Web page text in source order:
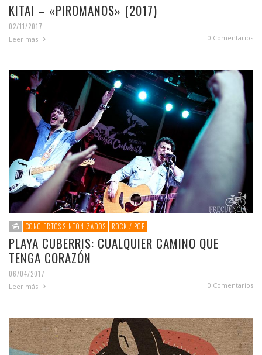
KITAI – «PIROMANOS» (2017)
02/11/2017
Leer más 0 Comentarios
CONCIERTOS SINTONIZADOS ROCK / POP
PLAYA CUBERRIS: CUALQUIER CAMINO QUE
TENGA CORAZÓN
06/04/2017
Leer más 0 Comentarios